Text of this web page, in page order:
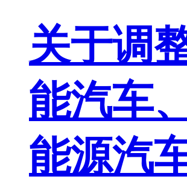
关于调
能汽车
能源汽